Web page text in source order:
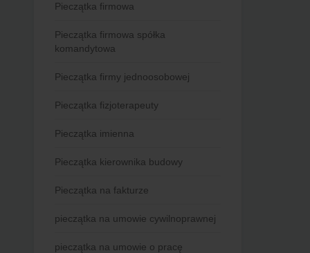
Pieczątka firmowa
Pieczątka firmowa spółka
komandytowa
Pieczątka firmy jednoosobowej
Pieczątka fizjoterapeuty
Pieczątka imienna
Pieczątka kierownika budowy
Pieczątka na fakturze
pieczątka na umowie cywilnoprawnej
pieczątka na umowie o pracę